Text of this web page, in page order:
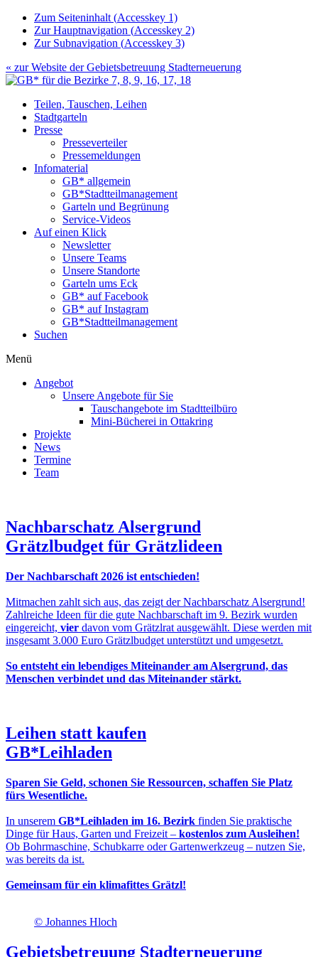
Zum Seiteninhalt (Accesskey 1)
Zur Hauptnavigation (Accesskey 2)
Zur Subnavigation (Accesskey 3)
« zur Website derGebietsbetreuung Stadterneuerung
Teilen, Tauschen, Leihen
Stadtgarteln
Presse
Presseverteiler
Pressemeldungen
Infomaterial
GB* allgemein
GB*Stadtteilmanagement
Garteln und Begrünung
Service-Videos
Auf einen Klick
Newsletter
Unsere Teams
Unsere Standorte
Garteln ums Eck
GB* auf Facebook
GB* auf Instagram
GB*Stadtteilmanagement
Suchen
Menü
Angebot
Unsere Angebote für Sie
Tauschangebote im Stadtteilbüro
Mini-Bücherei in Ottakring
Projekte
News
Termine
Team
Nachbarschatz Alsergrund
Grätzlbudget für Grätzlideen
Der Nachbarschaft 2026 ist entschieden!
Mitmachen zahlt sich aus, das zeigt der Nachbarschatz Alsergrund!
Zahlreiche Ideen für die gute Nachbarschaft im 9. Bezirk wurden
eingereicht, vier davon vom Grätzlrat ausgewählt. Diese werden mit
insgesamt 3.000 Euro Grätzlbudget unterstützt und umgesetzt.
So entsteht ein lebendiges Miteinander am Alsergrund, das
Menschen verbindet und das Miteinander stärkt.
Leihen statt kaufen
GB*Leihladen
Sparen Sie Geld, schonen Sie Ressourcen, schaffen Sie Platz
fürs Wesentliche.
In unserem GB*Leihladen im 16. Bezirk finden Sie praktische
Dinge für Haus, Garten und Freizeit – kostenlos zum Ausleihen!
Ob Bohrmaschine, Schubkarre oder Gartenwerkzeug – nutzen Sie,
was bereits da ist.
Gemeinsam für ein klimafittes Grätzl!
© Johannes Hloch
Gebietsbetreuung Stadterneuerung